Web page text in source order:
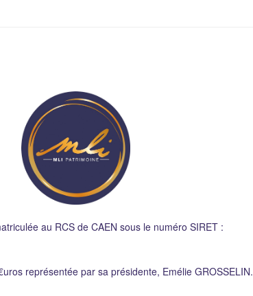
au RCS de CAEN sous le numéro SIRET :
représentée par sa présidente, Emélie GROSSELIN.